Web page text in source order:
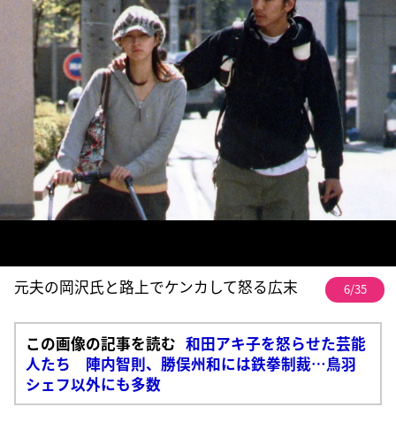
元夫の岡沢氏と路上でケンカして怒る広末 6/35
この画像の記事を読む 和田アキ子を怒らせた芸能
人たち 陣内智則、勝俣州和には鉄拳制裁…鳥羽
シェフ以外にも多数